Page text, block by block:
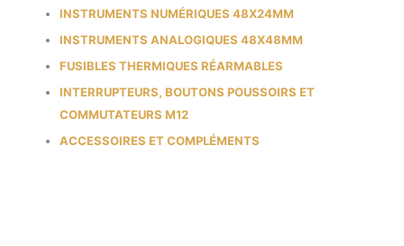
INSTRUMENTS NUMÉRIQUES 48X24MM
INSTRUMENTS ANALOGIQUES 48X48MM
FUSIBLES THERMIQUES RÉARMABLES
INTERRUPTEURS, BOUTONS POUSSOIRS ET
COMMUTATEURS M12
ACCESSOIRES ET COMPLÉMENTS